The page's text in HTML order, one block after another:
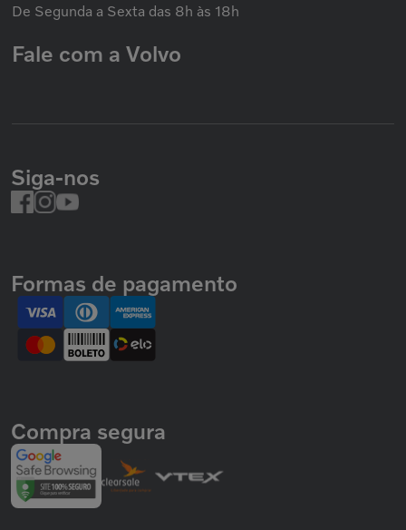
De Segunda a Sexta das 8h às 18h
Fale com a Volvo
Siga-nos
Formas de pagamento
Compra segura